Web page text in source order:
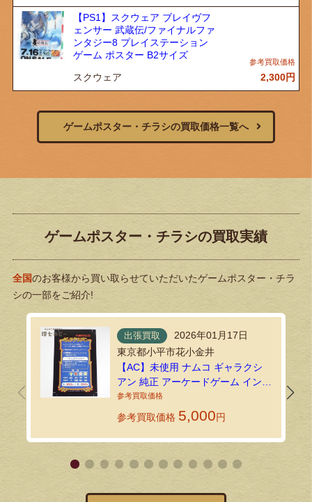
【PS1】スクウェア ブレイヴフ
ェンサー 武蔵伝/ファイナルファ
ンタジー8 プレイステーション
ゲーム ポスター B2サイズ
スクウェア 2,300円
ゲームポスター・チラシの買取価格一覧へ
ゲームポスター・チラシの買取実績
全国のお客様から買い取らせていただいたゲームポスター・チラ
シの一部をご紹介!
出張買取
2026年01月17日
東京都小平市花小金井
【AC】未使用 ナムコ ギャラクシ
アン 純正 アーケードゲーム インス
トラクションカードを買取いたし
ました｜環七ホビーの法人買取
参考買取価格 5,000円